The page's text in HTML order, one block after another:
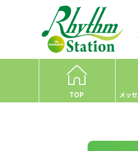
TOP メッ